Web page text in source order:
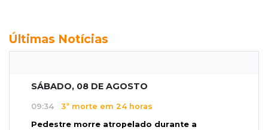
Últimas Notícias
SÁBADO, 08 DE AGOSTO
09:34 3ª morte em 24 horas
Pedestre morre atropelado durante a